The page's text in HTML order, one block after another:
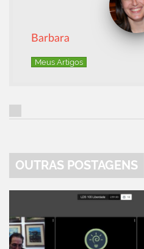
Barbara
Meus Artigos
OUTRAS POSTAGENS